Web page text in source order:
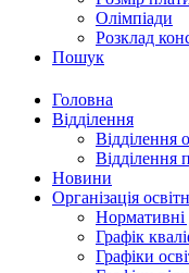
Олімпіади
Розклад
Пошук
Головна
Відділення
Відділення
Відділення
Новини
Організація
Нормативні
Графік
Графіки